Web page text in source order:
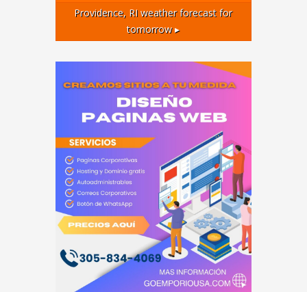
Providence, RI weather forecast for
tomorrow ▸